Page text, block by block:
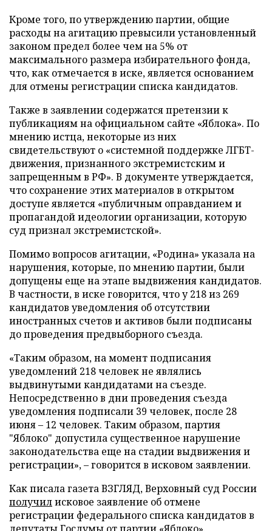
Кроме того, по утверждению партии, общие
расходы на агитацию превысили установленный
законом предел более чем на 5% от
максимального размера избирательного фонда,
что, как отмечается в иске, является основанием
для отмены регистрации списка кандидатов.
Также в заявлении содержатся претензии к
публикациям на официальном сайте «Яблока». По
мнению истца, некоторые из них
свидетельствуют о «системной поддержке ЛГБТ-
движения, признанного экстремистским и
запрещенным в РФ». В документе утверждается,
что сохранение этих материалов в открытом
доступе является «публичным оправданием и
пропагандой идеологии организации, которую
суд признал экстремистской».
Помимо вопросов агитации, «Родина» указала на
нарушения, которые, по мнению партии, были
допущены еще на этапе выдвижения кандидатов.
В частности, в иске говорится, что у 218 из 269
кандидатов уведомления об отсутствии
иностранных счетов и активов были подписаны
до проведения предвыборного съезда.
«Таким образом, на момент подписания
уведомлений 218 человек не являлись
выдвинутыми кандидатами на съезде.
Непосредственно в дни проведения съезда
уведомления подписали 39 человек, после 28
июня – 12 человек. Таким образом, партия
"Яблоко" допустила существенное нарушение
законодательства еще на стадии выдвижения и
регистрации», – говорится в исковом заявлении.
Как писала газета ВЗГЛЯД, Верховный суд России
получилисковое заявление об отмене
регистрации федерального списка кандидатов в